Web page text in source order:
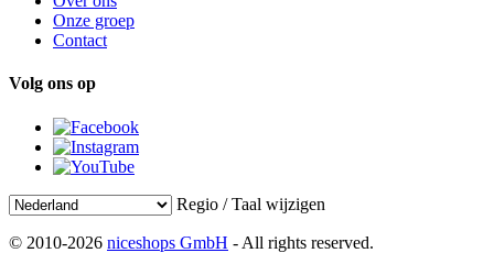
Onze groep
Contact
Volg ons op
Regio / Taal wijzigen
© 2010-2026 niceshops GmbH - All rights reserved.